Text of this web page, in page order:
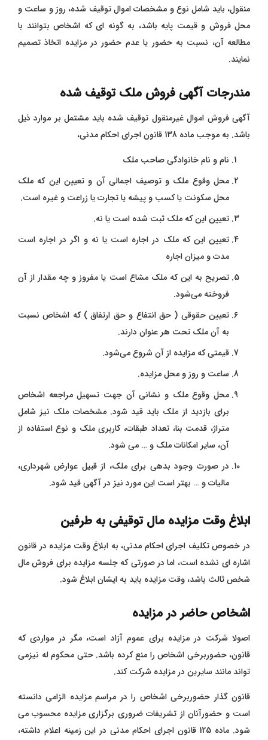
منقول، باید شامل نوع و مشخصات اموال توقیف شده، روز و ساعت و
محل فروش و قیمت پایه باشد، به گونه ای که اشخاص بتوانند با
مطالعه آن، نسبت به حضور یا عدم حضور در مزایده اتخاذ تصمیم
نمایند.
مندرجات آگهی فروش ملک توقیف شده
آگهی فروش اموال غیرمنقول توقیف شده باید مشتمل بر موارد ذیل
باشد. به موجب ماده 138 قانون اجرای احکام مدنی،
نام و نام خانوادگی صاحب ملک
محل وقوع ملک و توصیف اجمالی آن و تعیین این که ملک
محل سکونت یا کسب و پیشه یا تجارت یا زراعت و غیره است.
تعیین این که ملک ثبت شده است یا نه.
تعیین این که ملک در اجاره است یا نه و اگر در اجاره است
مدت و میزان اجاره
تصریح به این که ملک مشاع است یا مفروز و چه مقدار از آن
فروخته می‌شود.
تعیین حقوقی ( حق انتفاع و حق ارتفاق ) که اشخاص نسبت
به آن ملک تحت هر عنوان دارند.
قیمتی که مزایده از آن شروع می‌شود.
ساعت و روز و محل مزایده.
محل وقوع ملک و نشانی آن جهت تسهیل مراجعه اشخاص
برای بازدید از ملک باید قید شود. مشخصات ملک نیز شامل
متراژ، قدمت بنا، تعداد طبقات، کاربری ملک و نوع استفاده از
آن، سایر امکانات ملک و … می شود.
در صورت وجود بدهی برای ملک، از قبیل عوارض شهرداری،
مالیات و … بهتر است این مورد نیز در آگهی قید شود.
ابلاغ وقت مزایده مال توقیفی به طرفین
در خصوص تکلیف اجرای احکام مدنی، به ابلاغ وقت مزایده در قانون
اشاره ای نشده است، اما در صورتی که جلسه مزایده برای فروش مال
شخص ثالث باشد، وقت مزایده باید به ایشان ابلاغ شود.
اشخاص حاضر در مزایده
اصولا شرکت در مزایده برای عموم آزاد است، مگر در مواردی که
قانون، حضوربرخی اشخاص را منع کرده باشد. حتی محکوم له نیزمی
تواند مانند سایرین در مزایده شرکت کند.
قانون گذار حضوربرخی اشخاص را در مراسم مزایده الزامی دانسته
است و حضورآنان از تشریفات ضروری برگزاری مزایده محسوب می
شود. ماده 125 قانون اجرای احکام مدنی در این زمینه اعلام داشته،